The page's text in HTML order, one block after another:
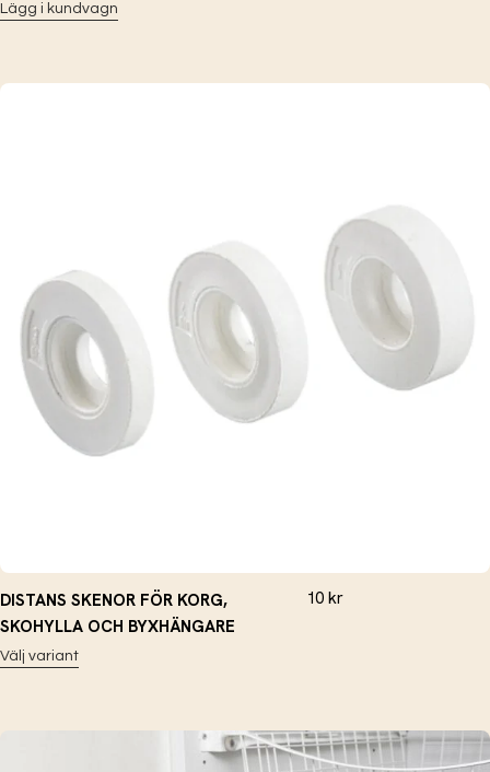
Lägg i kundvagn
DISTANS SKENOR FÖR KORG,
SKOHYLLA OCH BYXHÄNGARE
Välj variant
10 kr